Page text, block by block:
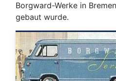
Borgward-Werke in
gebaut wurde.